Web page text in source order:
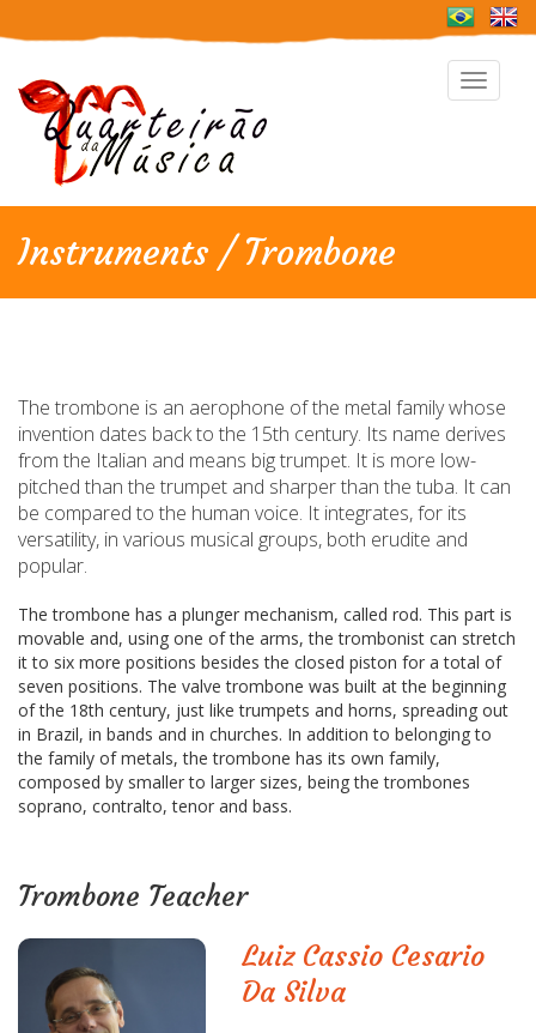
Toggle
Instruments / Trombone
The trombone is an aerophone of the metal family whose
invention dates back to the 15th century. Its name derives
from the Italian and means big trumpet. It is more low-
pitched than the trumpet and sharper than the tuba. It can
be compared to the human voice. It integrates, for its
versatility, in various musical groups, both erudite and
popular.
The trombone has a plunger mechanism, called rod. This part is
movable and, using one of the arms, the trombonist can stretch
it to six more positions besides the closed piston for a total of
seven positions. The valve trombone was built at the beginning
of the 18th century, just like trumpets and horns, spreading out
in Brazil, in bands and in churches. In addition to belonging to
the family of metals, the trombone has its own family,
composed by smaller to larger sizes, being the trombones
soprano, contralto, tenor and bass.
Trombone Teacher
Luiz Cassio Cesario
Da Silva